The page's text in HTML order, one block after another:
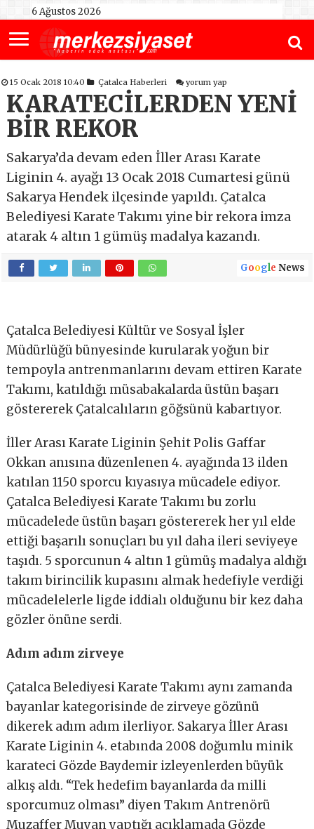
6 Ağustos 2026
15 Ocak 2018 10:40 Çatalca Haberleri yorum yap
KARATECİLERDEN YENİ
BİR REKOR
Sakarya’da devam eden İller Arası Karate
Liginin 4. ayağı 13 Ocak 2018 Cumartesi günü
Sakarya Hendek ilçesinde yapıldı. Çatalca
Belediyesi Karate Takımı yine bir rekora imza
atarak 4 altın 1 gümüş madalya kazandı.
Google News
Çatalca Belediyesi Kültür ve Sosyal İşler
Müdürlüğü bünyesinde kurularak yoğun bir
tempoyla antrenmanlarını devam ettiren Karate
Takımı, katıldığı müsabakalarda üstün başarı
göstererek Çatalcalıların göğsünü kabartıyor.
İller Arası Karate Liginin Şehit Polis Gaffar
Okkan anısına düzenlenen 4. ayağında 13 ilden
katılan 1150 sporcu kıyasıya mücadele ediyor.
Çatalca Belediyesi Karate Takımı bu zorlu
mücadelede üstün başarı göstererek her yıl elde
ettiği başarılı sonuçları bu yıl daha ileri seviyeye
taşıdı. 5 sporcunun 4 altın 1 gümüş madalya aldığı
takım birincilik kupasını almak hedefiyle verdiği
mücadelelerle ligde iddialı olduğunu bir kez daha
gözler önüne serdi.
Adım adım zirveye
Çatalca Belediyesi Karate Takımı aynı zamanda
bayanlar kategorisinde de zirveye gözünü
dikerek adım adım ilerliyor. Sakarya İller Arası
Karate Liginin 4. etabında 2008 doğumlu minik
karateci Gözde Baydemir izleyenlerden büyük
alkış aldı. “Tek hedefim bayanlarda da milli
sporcumuz olması” diyen Takım Antrenörü
Muzaffer Muyan yaptığı açıklamada Gözde